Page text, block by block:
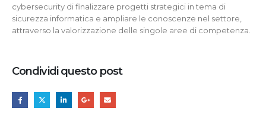
cybersecurity di finalizzare progetti strategici in tema di
sicurezza informatica e ampliare le conoscenze nel settore,
attraverso la valorizzazione delle singole aree di competenza.
Condividi questo post